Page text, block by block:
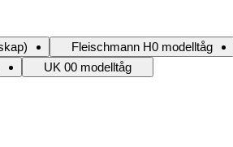
Fleischmann H0 modelltåg
UK 00 modelltåg